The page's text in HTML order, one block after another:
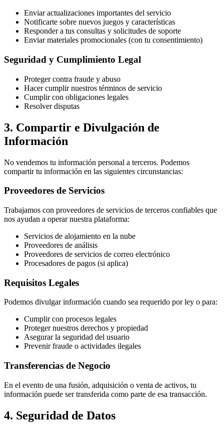
Enviar actualizaciones importantes del servicio
Notificarte sobre nuevos juegos y características
Responder a tus consultas y solicitudes de soporte
Enviar materiales promocionales (con tu consentimiento)
Seguridad y Cumplimiento Legal
Proteger contra fraude y abuso
Hacer cumplir nuestros términos de servicio
Cumplir con obligaciones legales
Resolver disputas
3. Compartir e Divulgación de
Información
No vendemos tu información personal a terceros. Podemos
compartir tu información en las siguientes circunstancias:
Proveedores de Servicios
Trabajamos con proveedores de servicios de terceros confiables que
nos ayudan a operar nuestra plataforma:
Servicios de alojamiento en la nube
Proveedores de análisis
Proveedores de servicios de correo electrónico
Procesadores de pagos (si aplica)
Requisitos Legales
Podemos divulgar información cuando sea requerido por ley o para:
Cumplir con procesos legales
Proteger nuestros derechos y propiedad
Asegurar la seguridad del usuario
Prevenir fraude o actividades ilegales
Transferencias de Negocio
En el evento de una fusión, adquisición o venta de activos, tu
información puede ser transferida como parte de esa transacción.
4. Seguridad de Datos